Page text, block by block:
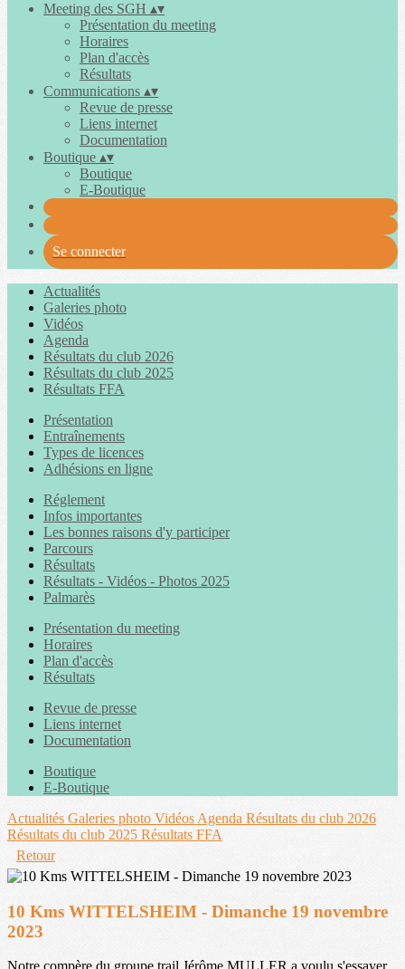
Meeting des SGH ▴▾
Présentation du meeting
Horaires
Plan d'accès
Résultats
Communications ▴▾
Revue de presse
Liens internet
Documentation
Boutique ▴▾
Boutique
E-Boutique
Se connecter
Actualités
Galeries photo
Vidéos
Agenda
Résultats du club 2026
Résultats du club 2025
Résultats FFA
Présentation
Entraînements
Types de licences
Adhésions en ligne
Réglement
Infos importantes
Les bonnes raisons d'y participer
Parcours
Résultats
Résultats - Vidéos - Photos 2025
Palmarès
Présentation du meeting
Horaires
Plan d'accès
Résultats
Revue de presse
Liens internet
Documentation
Boutique
E-Boutique
Actualités Galeries photo Vidéos Agenda Résultats du club 2026
Résultats du club 2025 Résultats FFA
Retour
10 Kms WITTELSHEIM - Dimanche 19 novembre
2023